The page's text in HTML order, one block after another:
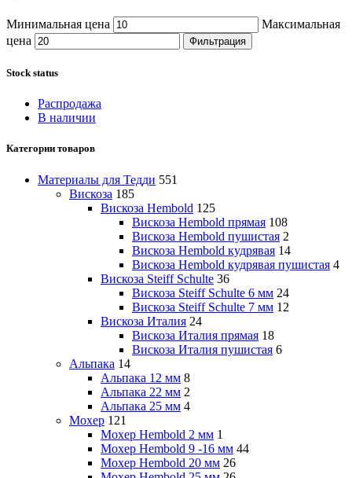
Минимальная цена
Максимальная
цена
Фильтрация
Stock status
Распродажа
В наличии
Категории товаров
Материалы для Тедди 551
Вискоза 185
Вискоза Hembold 125
Вискоза Hembold прямая 108
Вискоза Hembold пушистая 2
Вискоза Hembold кудрявая 14
Вискоза Hembold кудрявая пушистая 4
Вискоза Steiff Schulte 36
Вискоза Steiff Schulte 6 мм 24
Вискоза Steiff Schulte 7 мм 12
Вискоза Италия 24
Вискоза Италия прямая 18
Вискоза Италия пушистая 6
Альпака 14
Альпака 12 мм 8
Альпака 22 мм 2
Альпака 25 мм 4
Мохер 121
Мохер Hembold 2 мм 1
Мохер Hembold 9 -16 мм 44
Мохер Hembold 20 мм 26